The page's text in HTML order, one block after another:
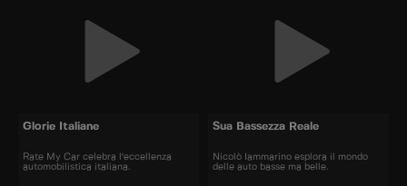
Glorie Italiane
Rate My Car celebra l'eccellenza
automobilistica italiana.
Sua Bassezza Reale
Nicolò Iammarino esplora il mondo
delle auto basse ma belle.